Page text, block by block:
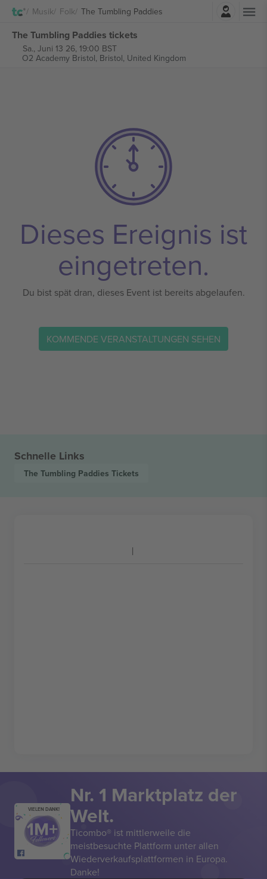
Musik Folk The Tumbling PaddiesEinloggen
The Tumbling Paddies tickets
Sa., Juni 13 26, 19:00 BST
O2 Academy Bristol, Bristol, United Kingdom
Dieses Ereignis ist
eingetreten.
Du bist spät dran, dieses Event ist bereits abgelaufen.
KOMMENDE VERANSTALTUNGEN SEHEN
Schnelle Links
The Tumbling Paddies Tickets
VIELEN DANK!
Nr. 1 Marktplatz der
Welt.
Ticombo® ist mittlerweile die
meistbesuchte Plattform unter allen
Wiederverkaufsplattformen in Europa.
Danke!